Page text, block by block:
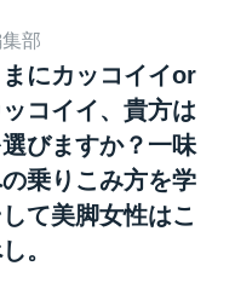
部
にカッコイイor
コイイ、貴方は
びますか？一味
乗りこみ方を学
て美脚女性はこ
。